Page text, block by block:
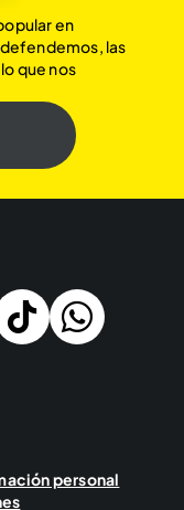
en
las
que nos
personal